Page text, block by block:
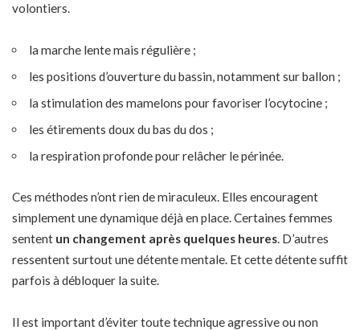
volontiers.
la marche lente mais régulière ;
les positions d’ouverture du bassin, notamment sur ballon ;
la stimulation des mamelons pour favoriser l’ocytocine ;
les étirements doux du bas du dos ;
la respiration profonde pour relâcher le périnée.
Ces méthodes n’ont rien de miraculeux. Elles encouragent
simplement une dynamique déjà en place. Certaines femmes
sentent un changement après quelques heures. D’autres
ressentent surtout une détente mentale. Et cette détente suffit
parfois à débloquer la suite.
Il est important d’éviter toute technique agressive ou non